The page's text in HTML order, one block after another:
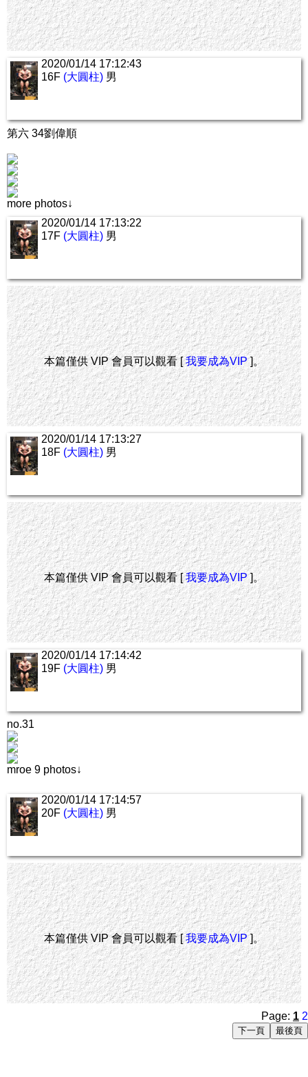
2020/01/14 17:12:43
16F (大圓柱) 男
第六 34劉偉順
more photos↓
2020/01/14 17:13:22
17F (大圓柱) 男
本篇僅供 VIP 會員可以觀看 [我要成為VIP]。
2020/01/14 17:13:27
18F (大圓柱) 男
本篇僅供 VIP 會員可以觀看 [我要成為VIP]。
2020/01/14 17:14:42
19F (大圓柱) 男
no.31
mroe 9 photos↓
2020/01/14 17:14:57
20F (大圓柱) 男
本篇僅供 VIP 會員可以觀看 [我要成為VIP]。
Page: 1 2